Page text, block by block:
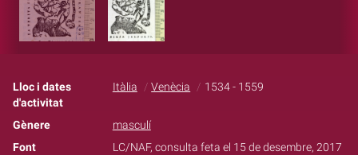
Lloc i dates
d'activitat
Itàlia Venècia 1534 - 1559
Gènere
masculí
Font
LC/NAF, consulta feta el 15 de desembre, 2017